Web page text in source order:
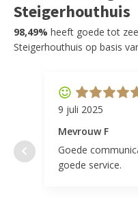
Steigerhouthuis
98,49% heeft goede tot
Steigerhouthuis op basis
9 juli 2025
Mevrouw F
Goede
goede service.